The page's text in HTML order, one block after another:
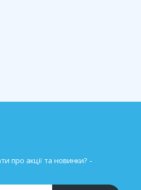
про акції та новинки? -